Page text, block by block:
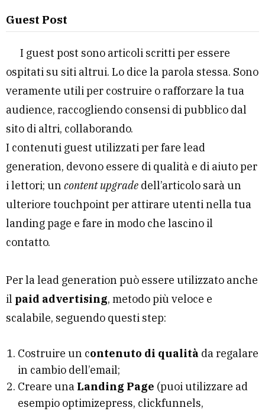
Guest Post
I guest post sono articoli scritti per essere
ospitati su siti altrui. Lo dice la parola stessa. Sono
veramente utili per costruire o rafforzare la tua
audience, raccogliendo consensi di pubblico dal
sito di altri, collaborando.
I contenuti guest utilizzati per fare lead
generation, devono essere di qualità e di aiuto per
i lettori; un content upgrade dell’articolo sarà un
ulteriore touchpoint per attirare utenti nella tua
landing page e fare in modo che lascino il
contatto.
Per la lead generation può essere utilizzato anche
il paid advertising, metodo più veloce e
scalabile, seguendo questi step:
Costruire un contenuto di qualità da regalare
in cambio dell’email;
Creare una Landing Page (puoi utilizzare ad
esempio optimizepress, clickfunnels,